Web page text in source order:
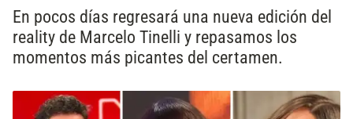
En pocos días regresará una nueva edición del
reality de Marcelo Tinelli y repasamos los
momentos más picantes del certamen.